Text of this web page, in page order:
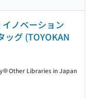
イノベーション
ッグ (TOYOKAN
Other Libraries in Japan